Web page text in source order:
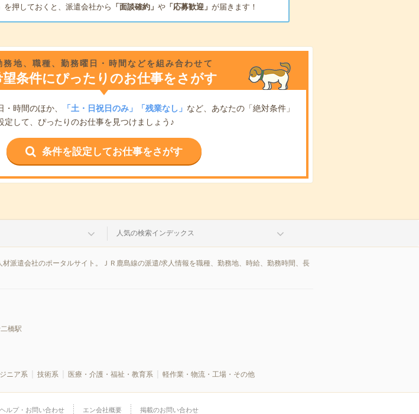
を押しておくと、派遣会社から 「面談確約」 や「応募歓迎」 が届きます！
務地、職種、勤務曜日・時間などを組み合わせて
望条件にぴったりのお仕事をさがす
時間のほか、 「土・日祝日のみ」「残業なし」 など、あなたの「絶対条件」
定して、ぴったりのお仕事を見つけましょう♪
条件を設定してお仕事をさがす
人気の検索インデックス
派遣会社のポータルサイト。ＪＲ鹿島線の派遣/求人情報を職種、勤務地、時給、勤務時間、長
橋駅
ニア系 技術系 医療・介護・福祉・教育系 軽作業・物流・工場・その他
ヘルプ・お問い合わせ エン会社概要 掲載のお問い合わせ